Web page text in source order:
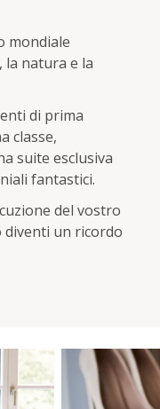
mondiale
la natura e la
di prima
classe,
suite esclusiva
fantastici.
del vostro
diventi un ricordo